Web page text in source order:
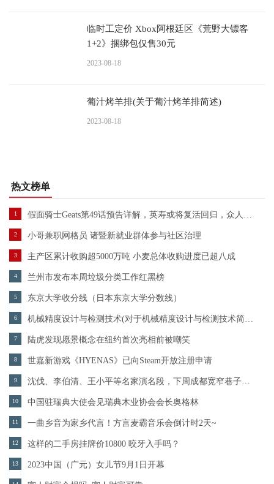
临时工定价 Xbox阿根廷区《荒野大镖客
1+2》捆绑包仅售30元
2023-08-18
葡汁烤羊排(关于葡汁烤羊排简述)
2023-08-18
热文榜单
1 假面骑士Geats第49话预告详解，英寿或将复活回归，众人基础围殴BOSS
2 小哥兼职网格员 诸暨新就业群体参与社区治理
3 主产区累计收购超5000万吨 小麦总体收购进度已超八成
4 兰州市发布本周垃圾分类工作红黑榜
5 东京大学收分线（日本东京大学分数线）
6 机械精度设计与检测技术(对于机械精度设计与检测技术简单介绍)
7 陆虎发现愿景概念在纽约首次亮相前被嘲笑
8 世嘉新游戏《HYENAS》已向Steam开放注册申请
9 沈伐、李伯清、王小平等名家演名段，下周成都宽窄巷子现场见！
10 中国驻瑞典大使会见瑞典木业协会会长奥格林
11 一曲乡音为家乡代言！方言麦霸音乐会倒计时2天~
12 这样的二手房挂牌价10800 咬牙入手吗？
13 2023中国（广元）女儿节9月1日开幕